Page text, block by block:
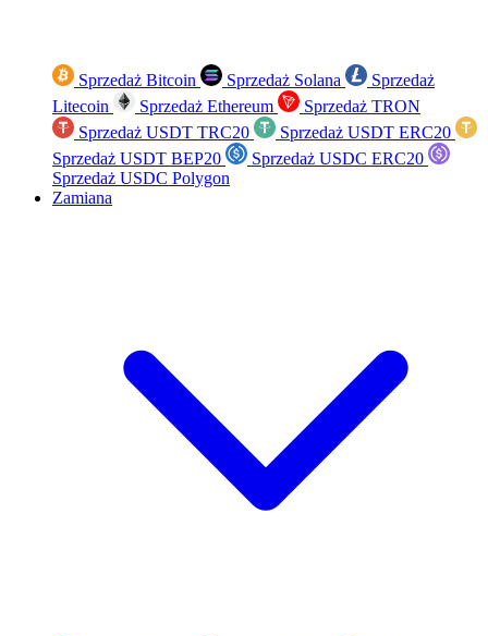
Sprzedaż Bitcoin Sprzedaż Solana
Sprzedaż
Litecoin
Sprzedaż Ethereum
Sprzedaż TRON
Sprzedaż USDT TRC20
Sprzedaż USDT ERC20
Sprzedaż USDT BEP20
Sprzedaż USDC ERC20
Sprzedaż USDC Polygon
Zamiana